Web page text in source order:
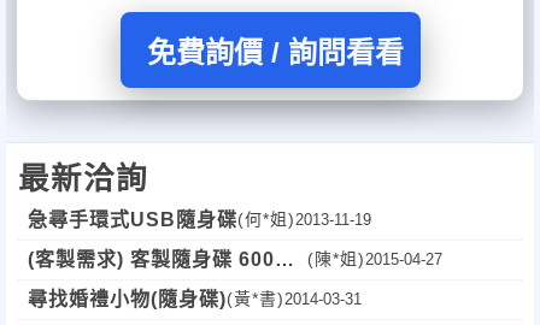
免費詢價 / 詢問看看
最新洽詢
急尋手環式USB隨身碟(何*姐)2013-11-19
(客製需求) 客製隨身碟 600件
↑↑【8G-16G】
(陳*姐)2015-04-27
尋找婚禮小物(隨身碟)(黃*書)2014-03-31